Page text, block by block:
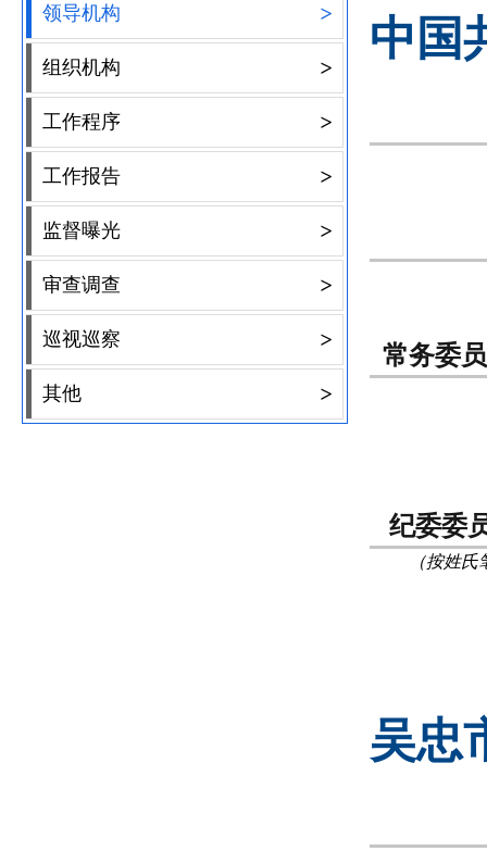
领导机构 >
组织机构 >
工作程序 >
工作报告 >
监督曝光 >
审查调查 >
巡视巡察 >
其他 >
中国
常务委
纪委委
（按姓
吴忠